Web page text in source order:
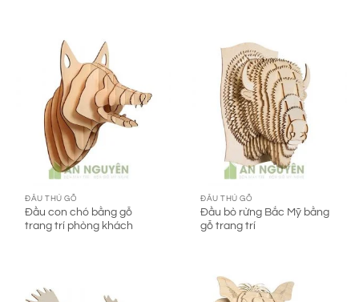
ĐẦU THÚ GỖ
Đầu con chó bằng gỗ
trang trí phòng khách
ĐẦU THÚ GỖ
Đầu bò rừng Bắc Mỹ bằng
gỗ trang trí